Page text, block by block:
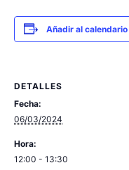
Añadir al calendario
DETALLES
Fecha:
06/03/2024
Hora:
12:00 - 13:30